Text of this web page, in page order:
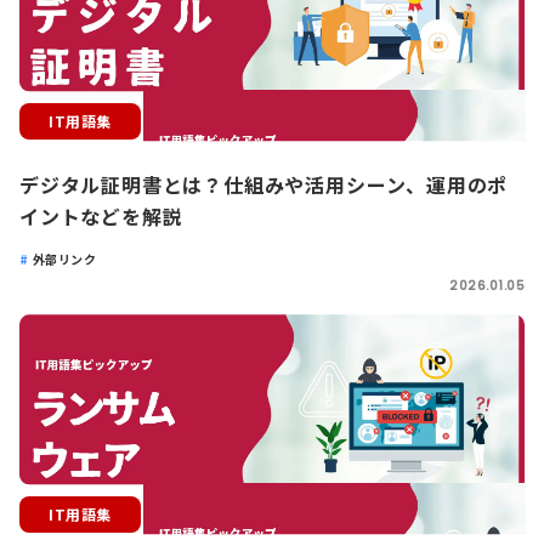
IT用語集
デジタル証明書とは？仕組みや活用シーン、運用のポ
イントなどを解説
外部リンク
2026.01.05
IT用語集